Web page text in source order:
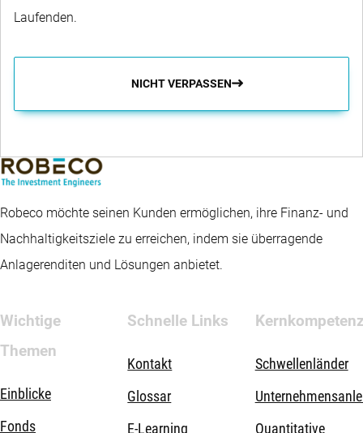
Laufenden.
NICHT VERPASSEN
Robeco möchte seinen Kunden ermöglichen, ihre Finanz- und
Nachhaltigkeitsziele zu erreichen, indem sie überragende
Anlagerenditen und Lösungen anbietet.
Wichtige
Themen
Einblicke
Fonds
Schnelle Links
Kontakt
Glossar
E-Learning
Schwellenländer
Quantitative